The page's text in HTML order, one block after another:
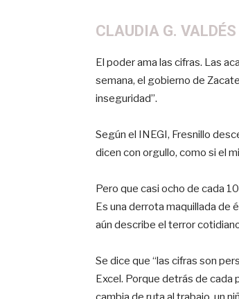
CLAUDIA G.
El poder ama las cifras. Las
semana, el gobierno de
inseguridad”.
Según el INEGI, Fresnillo
dicen con orgullo, como si el
Pero que casi ocho de cada
Es una derrota maquillada de
aún describe el terror
Se dice que “las cifras son
Excel. Porque detrás de cada